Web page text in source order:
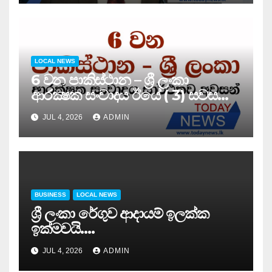
LOCAL NEWS
6 වන පාකිස්ථාන – ශ්‍රී ලංකා
ආරක්‍ෂක සංවාදය ඊයේ ( 3) සවස
සාර්ථකව අවසන් කරයි..
JUL 4, 2026 ADMIN
BUSINESS LOCAL NEWS
ශ්‍රී ලංකා රේගුව ආදායම් ඉලක්ක
ඉක්මවයි….
JUL 4, 2026 ADMIN